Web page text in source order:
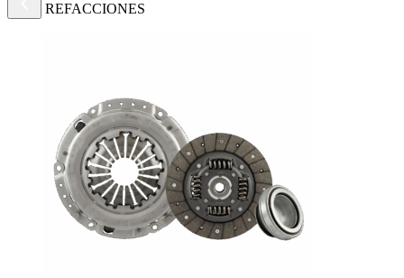
REFACCIONES